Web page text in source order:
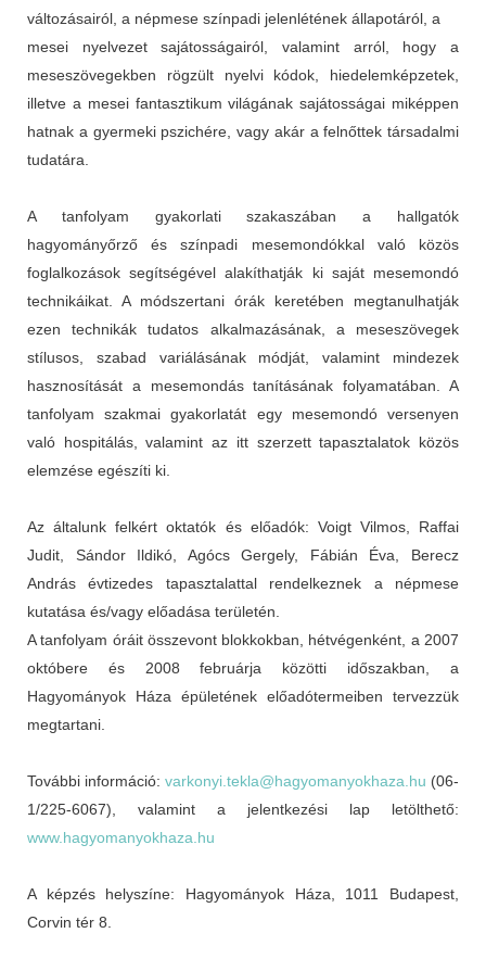
változásairól, a népmese színpadi jelenlétének állapotáról, a
mesei nyelvezet sajátosságairól, valamint arról, hogy a
meseszövegekben rögzült nyelvi kódok, hiedelemképzetek,
illetve a mesei fantasztikum világának sajátosságai miképpen
hatnak a gyermeki pszichére, vagy akár a felnőttek társadalmi
tudatára.
A tanfolyam gyakorlati szakaszában a hallgatók
hagyományőrző és színpadi mesemondókkal való közös
foglalkozások segítségével alakíthatják ki saját mesemondó
technikáikat. A módszertani órák keretében megtanulhatják
ezen technikák tudatos alkalmazásának, a meseszövegek
stílusos, szabad variálásának módját, valamint mindezek
hasznosítását a mesemondás tanításának folyamatában. A
tanfolyam szakmai gyakorlatát egy mesemondó versenyen
való hospitálás, valamint az itt szerzett tapasztalatok közös
elemzése egészíti ki.
Az általunk felkért oktatók és előadók: Voigt Vilmos, Raffai
Judit, Sándor Ildikó, Agócs Gergely, Fábián Éva, Berecz
András évtizedes tapasztalattal rendelkeznek a népmese
kutatása és/vagy előadása területén.
A tanfolyam óráit összevont blokkokban, hétvégenként, a 2007
októbere és 2008 februárja közötti időszakban, a
Hagyományok Háza épületének előadótermeiben tervezzük
megtartani.
További információ: varkonyi.tekla@hagyomanyokhaza.hu (06-
1/225-6067), valamint a jelentkezési lap letölthető:
www.hagyomanyokhaza.hu
A képzés helyszíne: Hagyományok Háza, 1011 Budapest,
Corvin tér 8.